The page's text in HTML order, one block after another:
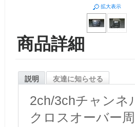
拡大表示
商品詳細
説明 友達に知らせる
2ch/3chチャンネ
クロスオーバー